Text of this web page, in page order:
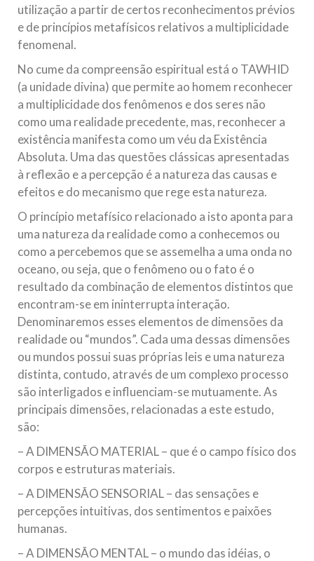
utilização a partir de certos reconhecimentos prévios
e de princípios metafísicos relativos a multiplicidade
fenomenal.
No cume da compreensão espiritual está o TAWHID
(a unidade divina) que permite ao homem reconhecer
a multiplicidade dos fenômenos e dos seres não
como uma realidade precedente, mas, reconhecer a
existência manifesta como um véu da Existência
Absoluta. Uma das questões clássicas apresentadas
à reflexão e a percepção é a natureza das causas e
efeitos e do mecanismo que rege esta natureza.
O princípio metafísico relacionado a isto aponta para
uma natureza da realidade como a conhecemos ou
como a percebemos que se assemelha a uma onda no
oceano, ou seja, que o fenômeno ou o fato é o
resultado da combinação de elementos distintos que
encontram-se em ininterrupta interação.
Denominaremos esses elementos de dimensões da
realidade ou “mundos”. Cada uma dessas dimensões
ou mundos possui suas próprias leis e uma natureza
distinta, contudo, através de um complexo processo
são interligados e influenciam-se mutuamente. As
principais dimensões, relacionadas a este estudo,
são:
– A DIMENSÃO MATERIAL – que é o campo físico dos
corpos e estruturas materiais.
– A DIMENSÃO SENSORIAL – das sensações e
percepções intuitivas, dos sentimentos e paixões
humanas.
– A DIMENSÃO MENTAL – o mundo das idéias, o